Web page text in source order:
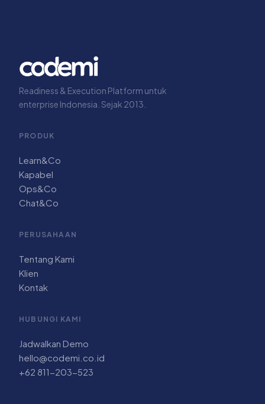
Readiness & Execution Platform untuk
enterprise Indonesia. Sejak 2013.
PRODUK
Learn&Co
Kapabel
Ops&Co
Chat&Co
PERUSAHAAN
Tentang Kami
Klien
Kontak
HUBUNGI KAMI
Jadwalkan Demo
hello@codemi.co.id
+62 811-203-523